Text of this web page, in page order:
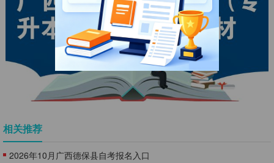
相关推荐
2026年10月广西德保县自考报名入口